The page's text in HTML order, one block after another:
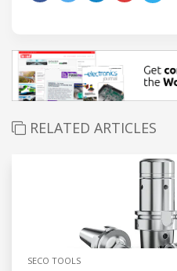
RELATED ARTICLES
SECO TOOLS